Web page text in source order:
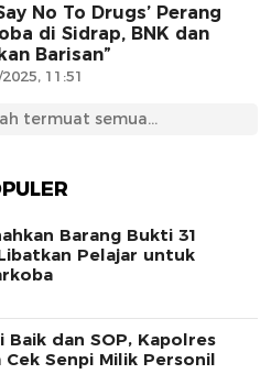
LUXURY
No To Drugs’ Perang
di Sidrap, BNK dan
Barisan”
11:51
termuat semua...
Barang Bukti 31
Pelajar untuk
Baik dan SOP, Kapolres
Senpi Milik Personil